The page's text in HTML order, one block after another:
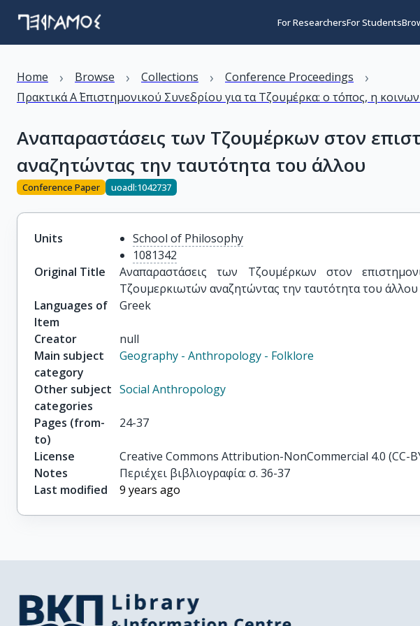
For ResearchersFor Students
Home › Browse › Collections › Conference Proceedings ›
Πρακτικά Α΄ Επιστημονικού Συνεδρίου για τα Τζουμέρκα: ο τόπος, η
Αναπαραστάσεις των Τζουμέρκων στον
αναζητώντας την ταυτότητα του άλλου
Conference Paper uoadl:1042737
Units
School of Philosophy
1081342
Original Title
Αναπαραστάσεις των Τζουμέρκων στον
Τζουμερκιωτών αναζητώντας την ταυτότητα του άλλου
Languages of
Item
Greek
Creator
null
Main subject
category
Geography - Anthropology - Folklore
Other subject
categories
Social Anthropology
Pages (from-
to)
24-37
License
Creative Commons Attribution-NonCommercial 4.0 (CC-
Notes
Περιέχει βιβλιογραφία: σ. 36-37
Last modified
9 years ago